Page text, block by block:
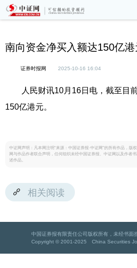
南向资金净买入额达150亿港
证券时报网 2025-10-16 16:04
人民财讯10月16日电，截至目前
150亿港元。
中证网声明：凡本网注明“来源：中国证券报·中证网”的所有作品，版
网与作品作者联合声明，任何组织未经中国证券报、中证网以及作者
述作品。
相关阅读
中国证券报有限责任公司版权所有，未经书面
Copyright © 2001-2025 China Securities